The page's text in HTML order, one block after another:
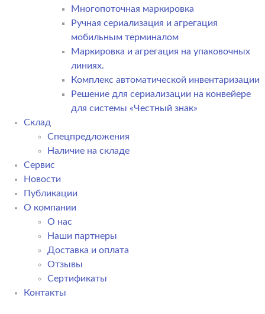
Многопоточная маркировка
Ручная сериализация и агрегация
мобильным терминалом
Маркировка и агрегация на упаковочных
линиях.
Комплекс автоматической инвентаризации
Решение для сериализации на конвейере
для системы «Честный знак»
Склад
Спецпредложения
Наличие на складе
Сервис
Новости
Публикации
О компании
О нас
Наши партнеры
Доставка и оплата
Отзывы
Сертификаты
Контакты